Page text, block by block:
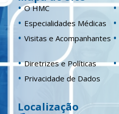
O HMC
Especialidades Médicas
Visitas e Acompanhantes
Diretrizes e Políticas
Privacidade de Dados
Localização